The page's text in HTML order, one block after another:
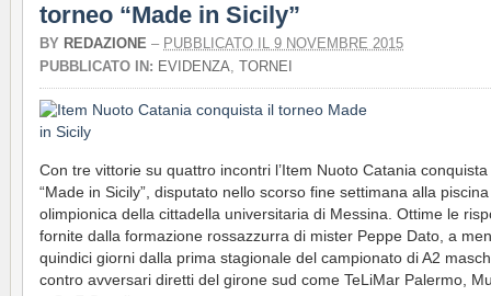
torneo “Made in Sicily”
BY REDAZIONE – PUBBLICATO IL 9 NOVEMBRE 2015
PUBBLICATO IN: EVIDENZA, TORNEI
Con tre vittorie su quattro incontri l’Item Nuoto Catania
“Made in Sicily”, disputato nello scorso fine settimana alla piscina
olimpionica della cittadella universitaria di Messina. Ottime le
fornite dalla formazione rossazzurra di mister Peppe Dato, a
quindici giorni dalla prima stagionale del campionato di A2
contro avversari diretti del girone sud come TeLiMar Palermo,